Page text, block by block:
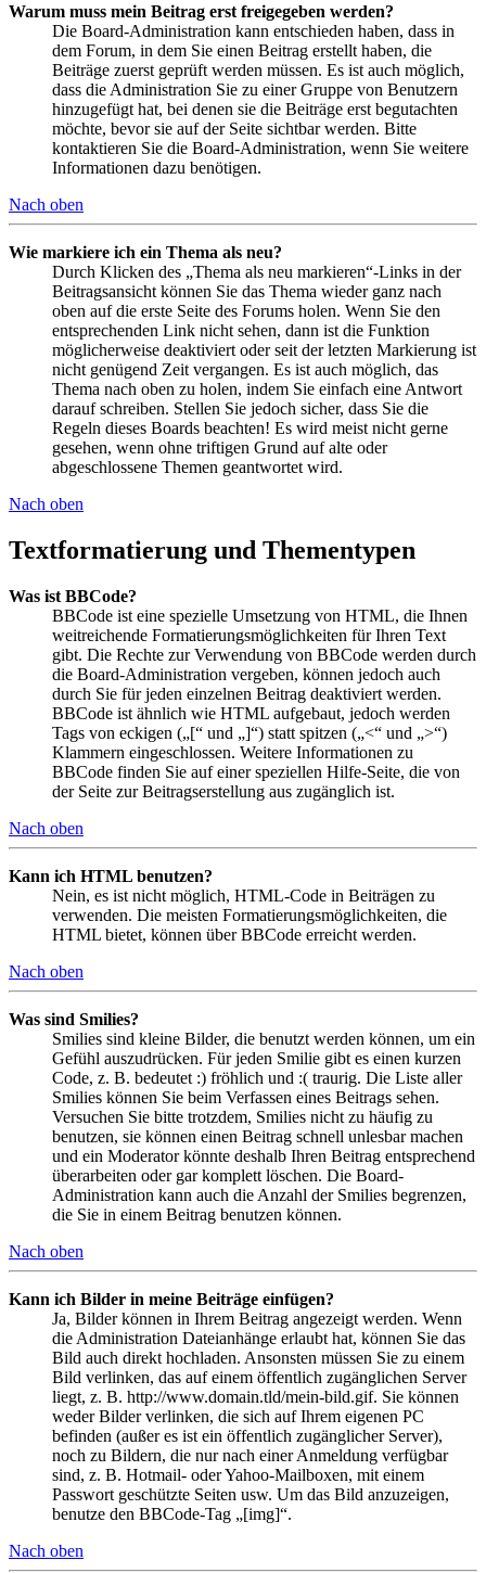
Warum muss mein Beitrag erst freigegeben werden?
Die Board-Administration kann entschieden haben, dass in
dem Forum, in dem Sie einen Beitrag erstellt haben, die
Beiträge zuerst geprüft werden müssen. Es ist auch möglich,
dass die Administration Sie zu einer Gruppe von Benutzern
hinzugefügt hat, bei denen sie die Beiträge erst begutachten
möchte, bevor sie auf der Seite sichtbar werden. Bitte
kontaktieren Sie die Board-Administration, wenn Sie weitere
Informationen dazu benötigen.
Nach oben
Wie markiere ich ein Thema als neu?
Durch Klicken des „Thema als neu markieren“-Links in der
Beitragsansicht können Sie das Thema wieder ganz nach
oben auf die erste Seite des Forums holen. Wenn Sie den
entsprechenden Link nicht sehen, dann ist die Funktion
möglicherweise deaktiviert oder seit der letzten Markierung ist
nicht genügend Zeit vergangen. Es ist auch möglich, das
Thema nach oben zu holen, indem Sie einfach eine Antwort
darauf schreiben. Stellen Sie jedoch sicher, dass Sie die
Regeln dieses Boards beachten! Es wird meist nicht gerne
gesehen, wenn ohne triftigen Grund auf alte oder
abgeschlossene Themen geantwortet wird.
Nach oben
Textformatierung und Thementypen
Was ist BBCode?
BBCode ist eine spezielle Umsetzung von HTML, die Ihnen
weitreichende Formatierungsmöglichkeiten für Ihren Text
gibt. Die Rechte zur Verwendung von BBCode werden durch
die Board-Administration vergeben, können jedoch auch
durch Sie für jeden einzelnen Beitrag deaktiviert werden.
BBCode ist ähnlich wie HTML aufgebaut, jedoch werden
Tags von eckigen („[“ und „]“) statt spitzen („<“ und „>“)
Klammern eingeschlossen. Weitere Informationen zu
BBCode finden Sie auf einer speziellen Hilfe-Seite, die von
der Seite zur Beitragserstellung aus zugänglich ist.
Nach oben
Kann ich HTML benutzen?
Nein, es ist nicht möglich, HTML-Code in Beiträgen zu
verwenden. Die meisten Formatierungsmöglichkeiten, die
HTML bietet, können über BBCode erreicht werden.
Nach oben
Was sind Smilies?
Smilies sind kleine Bilder, die benutzt werden können, um ein
Gefühl auszudrücken. Für jeden Smilie gibt es einen kurzen
Code, z. B. bedeutet :) fröhlich und :( traurig. Die Liste aller
Smilies können Sie beim Verfassen eines Beitrags sehen.
Versuchen Sie bitte trotzdem, Smilies nicht zu häufig zu
benutzen, sie können einen Beitrag schnell unlesbar machen
und ein Moderator könnte deshalb Ihren Beitrag entsprechend
überarbeiten oder gar komplett löschen. Die Board-
Administration kann auch die Anzahl der Smilies begrenzen,
die Sie in einem Beitrag benutzen können.
Nach oben
Kann ich Bilder in meine Beiträge einfügen?
Ja, Bilder können in Ihrem Beitrag angezeigt werden. Wenn
die Administration Dateianhänge erlaubt hat, können Sie das
Bild auch direkt hochladen. Ansonsten müssen Sie zu einem
Bild verlinken, das auf einem öffentlich zugänglichen Server
liegt, z. B. http://www.domain.tld/mein-bild.gif. Sie können
weder Bilder verlinken, die sich auf Ihrem eigenen PC
befinden (außer es ist ein öffentlich zugänglicher Server),
noch zu Bildern, die nur nach einer Anmeldung verfügbar
sind, z. B. Hotmail- oder Yahoo-Mailboxen, mit einem
Passwort geschützte Seiten usw. Um das Bild anzuzeigen,
benutze den BBCode-Tag „[img]“.
Nach oben